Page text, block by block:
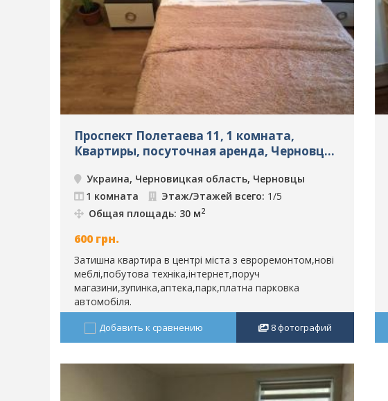
Проспект Полетаева 11, 1 комната,
Квартиры, посуточная аренда, Черновцы,
Украина, Черновицкая область, Черновцы
1 комната
Этаж/Этажей всего: 1/5
Общая площадь: 30 м2
600 грн.
Затишна квартира в центрі міста з евроремонтом,нові
меблі,побутова техніка,інтернет,поруч
магазини,зупинка,аптека,парк,платна парковка
автомобіля.
Добавить к сравнению 8фотографий